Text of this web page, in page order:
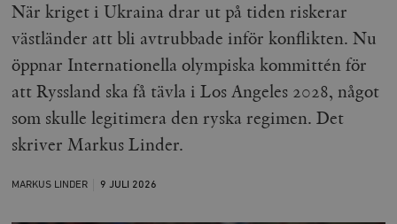
När kriget i Ukraina drar ut på tiden riskerar
västländer att bli avtrubbade inför konflikten. Nu
öppnar Internationella olympiska kommittén för
att Ryssland ska få tävla i Los Angeles 2028, något
som skulle legitimera den ryska regimen. Det
skriver Markus Linder.
MARKUS LINDER 9 JULI 2026